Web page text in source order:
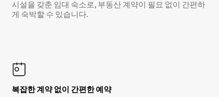
시설을 갖춘 임대 숙소로, 부동산 계약이 필요 없이 간편하
게 숙박할 수 있습니다.
복잡한 계약 없이 간편한 예약